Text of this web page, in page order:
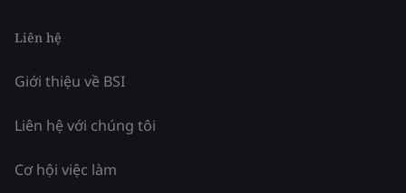
Liên hệ
Giới thiệu về BSI
Liên hệ với chúng tôi
Cơ hội việc làm